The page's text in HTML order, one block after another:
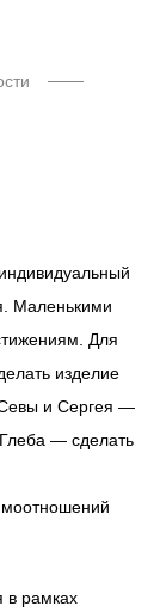
Маленькими
Для
изделие
Севы и Сергея —
— сделать
в рамках